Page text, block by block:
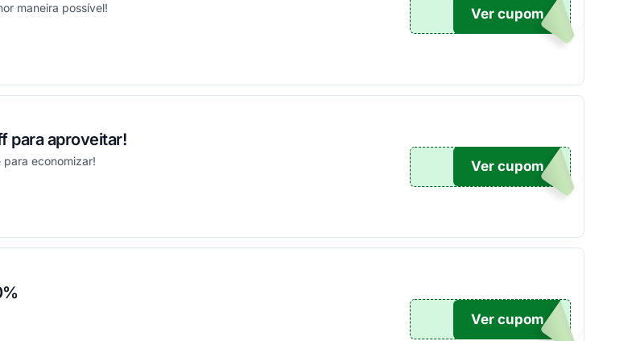
maneira possível! SOUL
Ver cupom
para aproveitar!
economizar! OVER
Ver cupom
DIDO
Ver cupom